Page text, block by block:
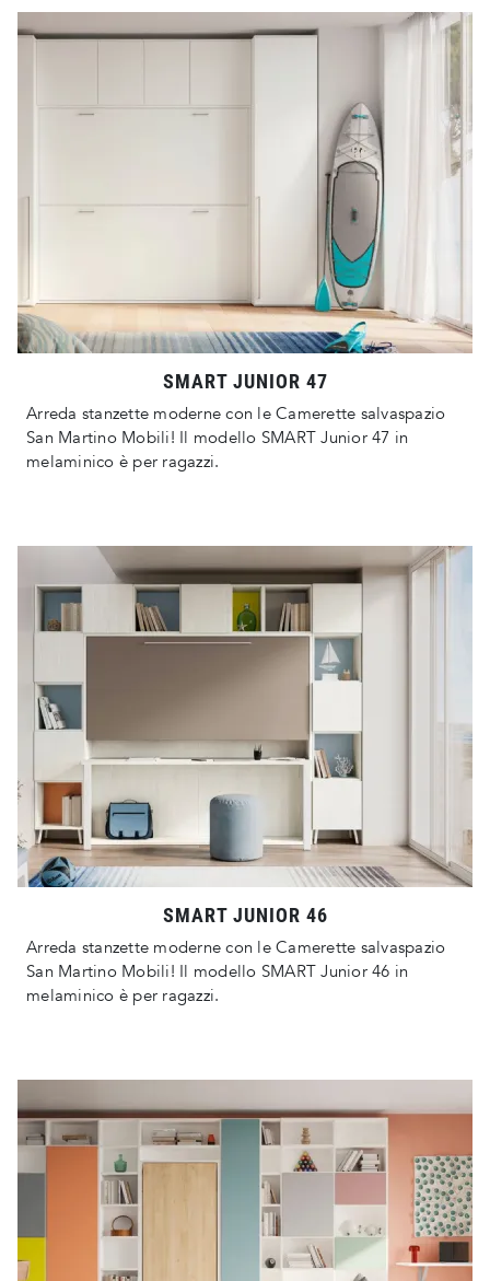
SMART JUNIOR 47
Arreda stanzette moderne con le Camerette salvaspazio
San Martino Mobili! Il modello SMART Junior 47 in
melaminico è per ragazzi.
SMART JUNIOR 46
Arreda stanzette moderne con le Camerette salvaspazio
San Martino Mobili! Il modello SMART Junior 46 in
melaminico è per ragazzi.